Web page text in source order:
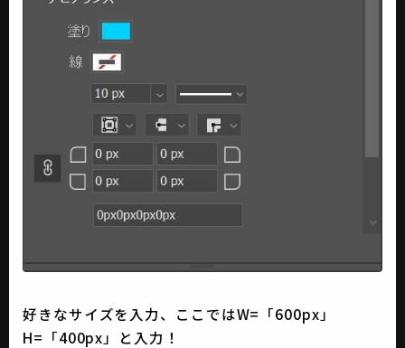
好きなサイズを入力、ここではW=「600px」
H=「400px」と入力！